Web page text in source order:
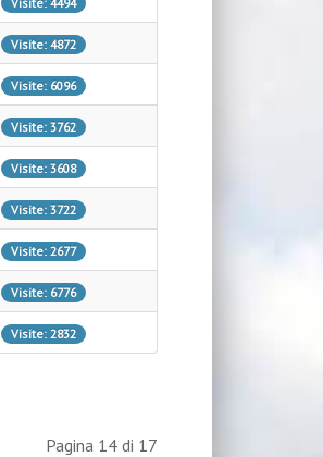
Visite: 4872
Visite: 6096
Visite: 3762
Visite: 3608
Visite: 3722
Visite: 2677
Visite: 6776
Visite: 2832
Pagina 14 di 17